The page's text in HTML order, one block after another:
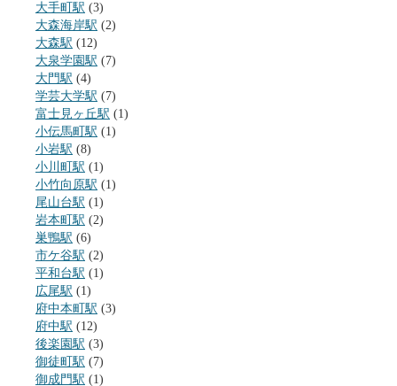
大手町駅 (3)
大森海岸駅 (2)
大森駅 (12)
大泉学園駅 (7)
大門駅 (4)
学芸大学駅 (7)
富士見ヶ丘駅 (1)
小伝馬町駅 (1)
小岩駅 (8)
小川町駅 (1)
小竹向原駅 (1)
尾山台駅 (1)
岩本町駅 (2)
巣鴨駅 (6)
市ケ谷駅 (2)
平和台駅 (1)
広尾駅 (1)
府中本町駅 (3)
府中駅 (12)
後楽園駅 (3)
御徒町駅 (7)
御成門駅 (1)